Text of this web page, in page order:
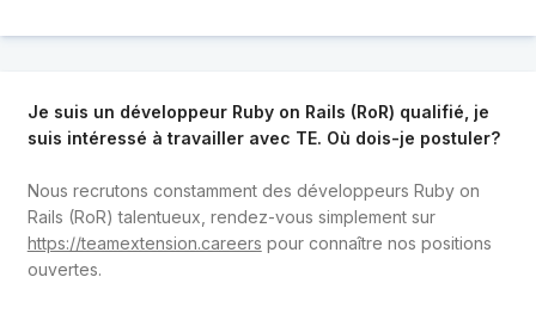
Je suis un développeur Ruby on Rails (RoR) qualifié, je
suis intéressé à travailler avec TE. Où dois-je postuler?
Nous recrutons constamment des développeurs Ruby on
Rails (RoR) talentueux, rendez-vous simplement sur
https://teamextension.careers pour connaître nos positions
ouvertes.